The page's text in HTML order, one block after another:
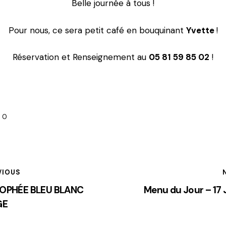
Belle journée à tous !
Pour nous, ce sera petit café en bouquinant Yvette!
Réservation et Renseignement au 05 81 59 85 02 !
0
BLEU BLANC
Menu du Jour – 17